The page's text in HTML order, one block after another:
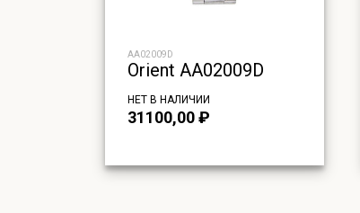
AA02009D
Orient AA02009D
НЕТ В НАЛИЧИИ
31100,00₽